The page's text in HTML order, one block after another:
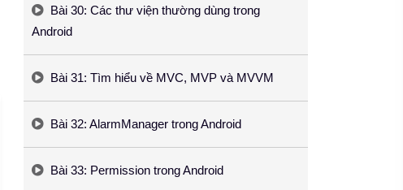
Bài 30: Các thư viện thường dùng trong
Android
Bài 31: Tìm hiểu về MVC, MVP và MVVM
Bài 32: AlarmManager trong Android
Bài 33: Permission trong Android